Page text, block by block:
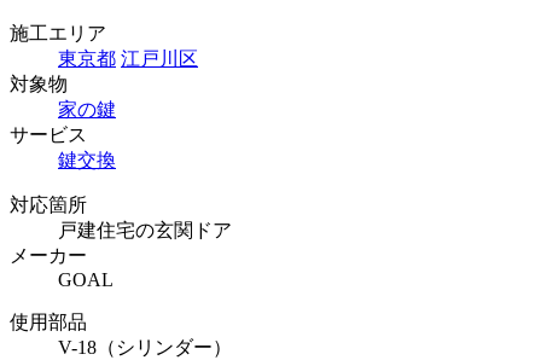
施工エリア
東京都 江戸川区
対象物
家の鍵
サービス
鍵交換
対応箇所
戸建住宅の玄関ドア
メーカー
GOAL
使用部品
V-18（シリンダー）